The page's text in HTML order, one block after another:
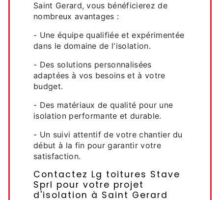
Saint Gerard, vous bénéficierez de
nombreux avantages :
- Une équipe qualifiée et expérimentée
dans le domaine de l'isolation.
- Des solutions personnalisées
adaptées à vos besoins et à votre
budget.
- Des matériaux de qualité pour une
isolation performante et durable.
- Un suivi attentif de votre chantier du
début à la fin pour garantir votre
satisfaction.
Contactez Lg toitures Stave
Sprl pour votre projet
d'isolation à Saint Gerard